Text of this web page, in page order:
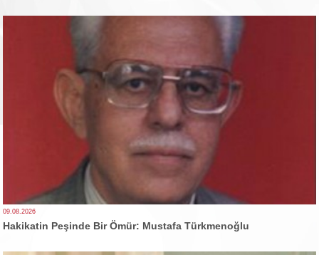
09.08.2026
Hakikatin Peşinde Bir Ömür: Mustafa Türkmenoğlu